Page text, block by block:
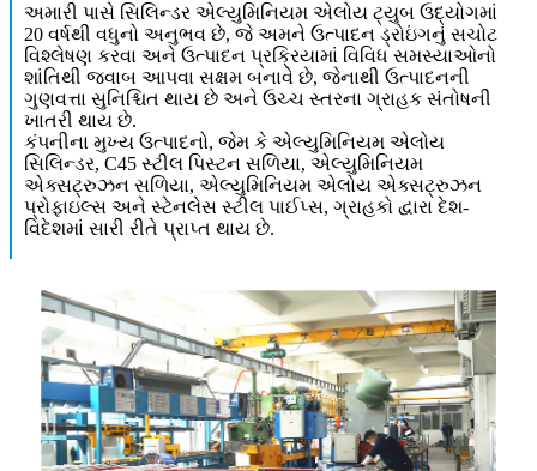
અમારી પાસે સિલિન્ડર એલ્યુમિનિયમ એલોય ટ્યુબ ઉદ્યોગમાં
20 વર્ષથી વધુનો અનુભવ છે, જે અમને ઉત્પાદન ડ્રોઇંગનું સચોટ
વિશ્લેષણ કરવા અને ઉત્પાદન પ્રક્રિયામાં વિવિધ સમસ્યાઓનો
શાંતિથી જવાબ આપવા સક્ષમ બનાવે છે, જેનાથી ઉત્પાદનની
ગુણવત્તા સુનિશ્ચિત થાય છે અને ઉચ્ચ સ્તરના ગ્રાહક સંતોષની
ખાતરી થાય છે.
કંપનીના મુખ્ય ઉત્પાદનો, જેમ કે એલ્યુમિનિયમ એલોય
સિલિન્ડર, C45 સ્ટીલ પિસ્ટન સળિયા, એલ્યુમિનિયમ
એક્સટ્રુઝન સળિયા, એલ્યુમિનિયમ એલોય એક્સટ્રુઝન
પ્રોફાઇલ્સ અને સ્ટેનલેસ સ્ટીલ પાઈપ્સ, ગ્રાહકો દ્વારા દેશ-
વિદેશમાં સારી રીતે પ્રાપ્ત થાય છે.